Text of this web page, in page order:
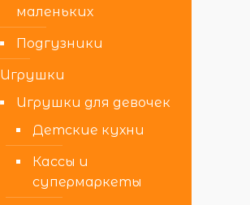
маленьких
Подгузники
Игрушки
Игрушки для девочек
Детские кухни
Кассы и
супермаркеты